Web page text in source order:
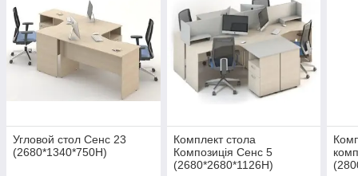
Угловой стол Сенс 23
(2680*1340*750H)
Комплект стола
Композиція Сенс 5
(2680*2680*1126H)